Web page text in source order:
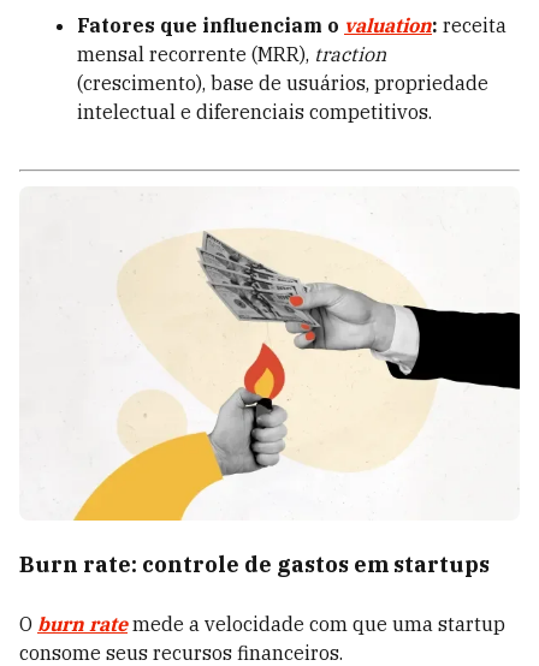
Fatores que influenciam o valuation: receita
mensal recorrente (MRR), traction
(crescimento), base de usuários, propriedade
intelectual e diferenciais competitivos.
Burn rate: controle de gastos em startups
O burn ratemede a velocidade com que uma startup
consome seus recursos financeiros.